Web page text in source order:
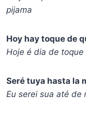
pijama
Hoy hay toque de
Hoje é dia de toque
Seré tuya hasta la
Eu serei sua até de